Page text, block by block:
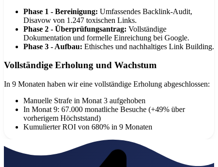
Phase 1 - Bereinigung: Umfassendes Backlink-Audit,
Disavow von 1.247 toxischen Links.
Phase 2 - Überprüfungsantrag: Vollständige
Dokumentation und formelle Einreichung bei Google.
Phase 3 - Aufbau: Ethisches und nachhaltiges Link Building.
Vollständige Erholung und Wachstum
In 9 Monaten haben wir eine vollständige Erholung abgeschlossen:
Manuelle Strafe in Monat 3 aufgehoben
In Monat 9: 67.000 monatliche Besuche (+49% über
vorherigem Höchststand)
Kumulierter ROI von 680% in 9 Monaten